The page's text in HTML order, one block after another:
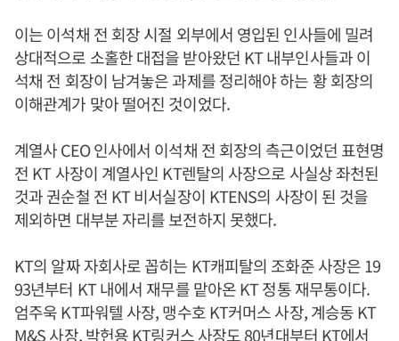
이는 이석채 전 회장 시절 외부에서 영입된 인사들에 밀려
상대적으로 소홀한 대접을 받아왔던 KT 내부인사들과 이
석채 전 회장이 남겨놓은 과제를 정리해야 하는 황 회장의
이해관계가 맞아 떨어진 것이었다.
계열사 CEO 인사에서 이석채 전 회장의 측근이었던 표현명
전 KT 사장이 계열사인 KT렌탈의 사장으로 사실상 좌천된
것과 권순철 전 KT 비서실장이 KTENS의 사장이 된 것을
제외하면 대부분 자리를 보전하지 못했다.
KT의 알짜 자회사로 꼽히는 KT캐피탈의 조화준 사장은 19
93년부터 KT 내에서 재무를 맡아온 KT 정통 재무통이다.
엄주욱 KT파워텔 사장, 맹수호 KT커머스 사장, 계승동 KT
M&S 사장, 박헌용 KT링커스 사장도 80년대부터 KT에서